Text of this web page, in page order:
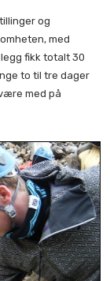
og
med
fikk totalt 30
to til tre dager
med på